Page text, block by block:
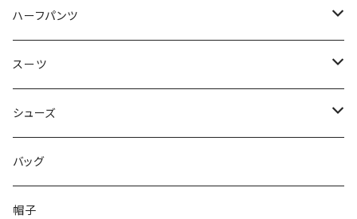
50/XL～
48/L
50/XL～
46/M
48/L
50/XL～
～44/S
46/M
48/L
50/XL～
ハーフパンツ
～44/S
46/M
48/L
50/XL～
スーツ
～44/S
46/M
48/L
シューズ
～25.5cm
26cm～
バッグ
帽子